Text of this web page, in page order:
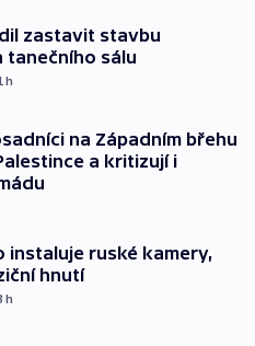
zastavit stavbu
tanečního sálu
h
na Západním břehu
a kritizují i
instaluje ruské kamery,
hnutí
h